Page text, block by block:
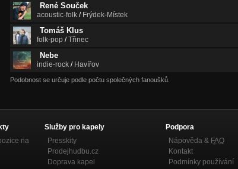
René Souček
acoustic-folk / Frýdek-Místek
Tomáš Klus
folk-pop /Třinec
Nebe
indie-rock / Havířov
Podobnost se určuje podle počtu společných fanoušků.
na
Služby pro kapely
Presskity
Prodejhudbu.cz
Doprava kapel
Podpora
Nápověda & FAQ
Kontakt
Podmínky používání